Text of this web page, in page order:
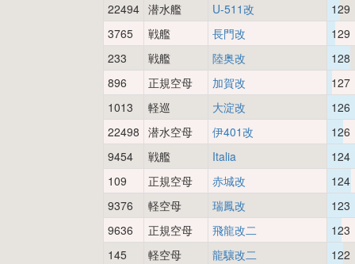
22494 潜水艦 U-511改
129
3765
戦艦 長門改
129
233
戦艦 陸奥改
128
896
正規空母 加賀改
127
1013
軽巡 大淀改
126
22498 潜水空母 伊401改
126
9454
戦艦 Italia
124
109
正規空母 赤城改
124
9376
軽空母 瑞鳳改
123
9636
正規空母 飛龍改二
123
145
軽空母 龍驤改二
122